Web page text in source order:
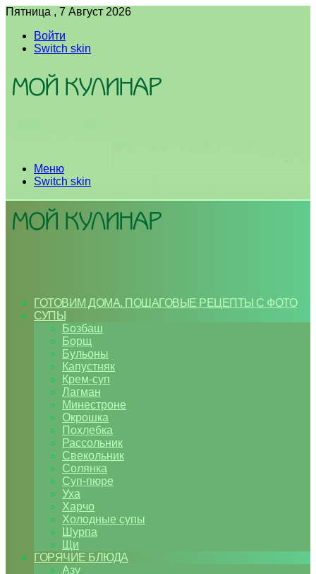
Пятница , 7 Август 2026
Войти
Switch skin
Меню
Switch skin
ГОТОВИМ ДОМА. ПОШАГОВЫЕ РЕЦЕПТЫ С ФОТО
СУПЫ
Бозбаш
Борщ
Бульоны
Капустняк
Крем-суп
Лагман
Минестроне
Окрошка
Похлебка
Рассольник
Свекольник
Солянка
Суп-пюре
Уха
Харчо
Холодные супы
Шурпа
Щи
ГОРЯЧИЕ БЛЮДА
Азу